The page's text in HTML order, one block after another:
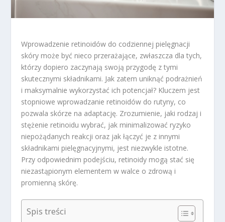
Wprowadzenie retinoidów do codziennej pielęgnacji
skóry może być nieco przerażające, zwłaszcza dla tych,
którzy dopiero zaczynają swoją przygodę z tymi
skutecznymi składnikami. Jak zatem uniknąć podrażnień
i maksymalnie wykorzystać ich potencjał? Kluczem jest
stopniowe wprowadzanie retinoidów do rutyny, co
pozwala skórze na adaptację. Zrozumienie, jaki rodzaj i
stężenie retinoidu wybrać, jak minimalizować ryzyko
niepożądanych reakcji oraz jak łączyć je z innymi
składnikami pielęgnacyjnymi, jest niezwykle istotne.
Przy odpowiednim podejściu, retinoidy mogą stać się
niezastąpionym elementem w walce o zdrową i
promienną skórę.
Spis treści